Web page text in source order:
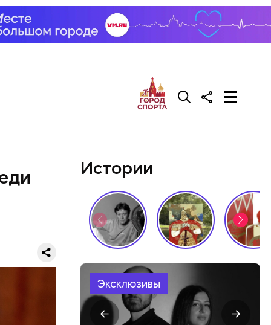
Истории
Эксклюзивы